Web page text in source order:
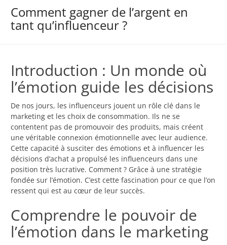
Comment gagner de l’argent en
tant qu’influenceur ?
Introduction : Un monde où
l’émotion guide les décisions
De nos jours, les influenceurs jouent un rôle clé dans le
marketing et les choix de consommation. Ils ne se
contentent pas de promouvoir des produits, mais créent
une véritable connexion émotionnelle avec leur audience.
Cette capacité à susciter des émotions et à influencer les
décisions d’achat a propulsé les influenceurs dans une
position très lucrative. Comment ? Grâce à une stratégie
fondée sur l’émotion. C’est cette fascination pour ce que l’on
ressent qui est au cœur de leur succès.
Comprendre le pouvoir de
l’émotion dans le marketing